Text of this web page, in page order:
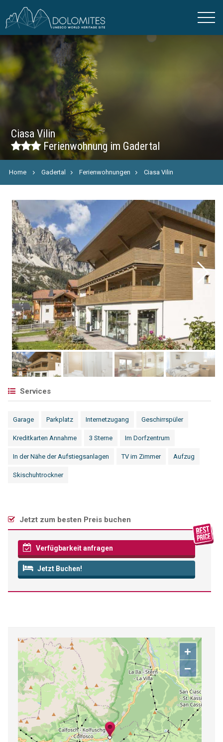
Ciasa Vilin
Ferienwohnung im Gadertal
Home Gadertal Ferienwohnungen Ciasa Vilin
Services
Garage Parkplatz Internetzugang Geschirrspüler
Kreditkarten Annahme 3 Sterne Im Dorfzentrum
In der Nähe der Aufstiegsanlagen TV im Zimmer Aufzug
Skischuhtrockner
Jetzt zum besten Preis buchen
Verfügbarkeit anfragen
Jetzt Buchen!
+
−